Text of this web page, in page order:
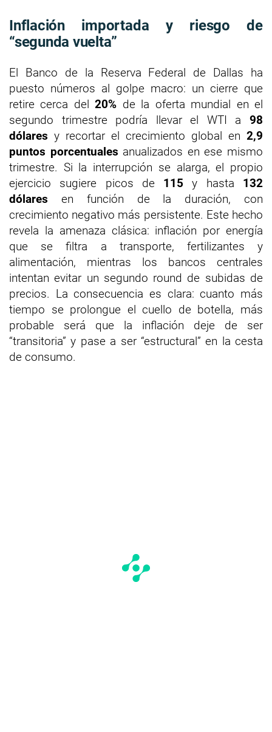
Inflación importada y riesgo de
“segunda vuelta”
El Banco de la Reserva Federal de Dallas ha
puesto números al golpe macro: un cierre que
retire cerca del20% de la oferta mundial en el
segundo trimestre podría llevar el WTI a 98
dólares y recortar el crecimiento global en 2,9
puntos porcentuales anualizados en ese mismo
trimestre. Si la interrupción se alarga, el propio
ejercicio sugiere picos de 115 y hasta 132
dólares en función de la duración, con
crecimiento negativo más persistente. Este hecho
revela la amenaza clásica: inflación por energía
que se filtra a transporte, fertilizantes y
alimentación, mientras los bancos centrales
intentan evitar un segundo round de subidas de
precios. La consecuencia es clara: cuanto más
tiempo se prolongue el cuello de botella, más
probable será que la inflación deje de ser
“transitoria” y pase a ser “estructural” en la cesta
de consumo.